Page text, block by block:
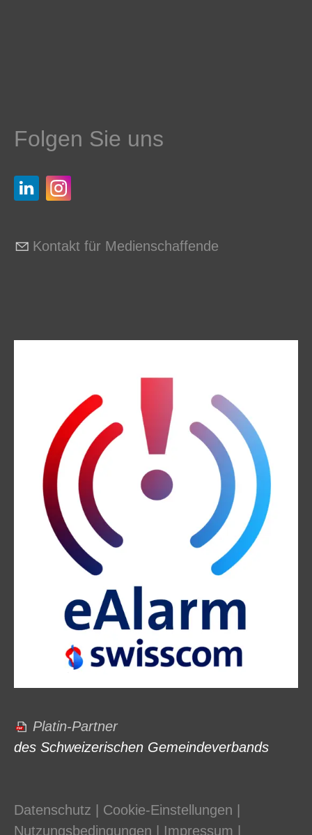
Folgen Sie uns
Kontakt für Medienschaffende
Platin-Partner
des Schweizerischen Gemeindeverbands
Datenschutz Cookie-Einstellungen
Nutzungsbedingungen
Impressum